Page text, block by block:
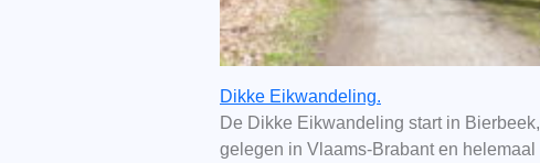
Dikke Eikwandeling.
De Dikke Eikwandeling start in Bierbeek,
gelegen in Vlaams-Brabant en helemaal